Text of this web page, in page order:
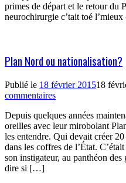
primes de départ et le retour du
neurochirurgie c’tait toé
Plan Nord ou nationalisation?
Publié le 18 février 201518
commentaires
Depuis quelques années
oreilles avec leur mirobolant
les entendre. Qui devait créer
dans les coffres de l’État.
son instigateur, au panthéon des
dire si […]